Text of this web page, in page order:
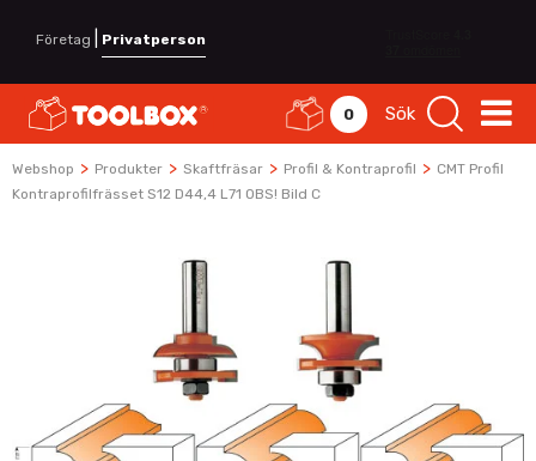
Företag Privatperson
0 Sök
Webshop > Produkter > Skaftfräsar > Profil & Kontraprofil > CMT Profil
Kontraprofilfrässet S12 D44,4 L71 OBS! Bild C